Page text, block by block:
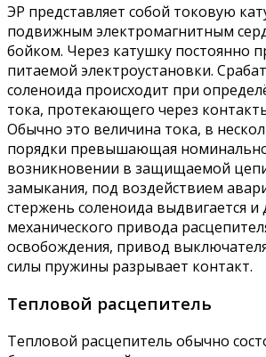
ЭР представляет собой токовую
подвижным электромагнитным
бойком. Через катушку постоянно
питаемой электроустановки.
соленоида происходит при
тока, протекающего через
Обычно это величина тока, в
порядки превышающая
возникновении в защищаемой
замыкания, под воздействием
стержень соленоида выдвигается
механического привода
освобождения, привод
силы пружины разрывает контакт.
Тепловой расцепитель
Тепловой расцепитель обычно